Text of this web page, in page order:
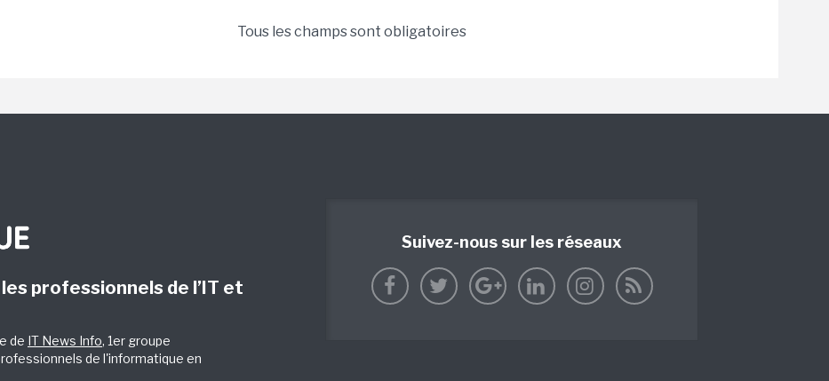
Tous les champs sont obligatoires
professionnels de l’IT et
de IT News Info, 1er groupe
de l'informatique en
Suivez-nous sur les réseaux